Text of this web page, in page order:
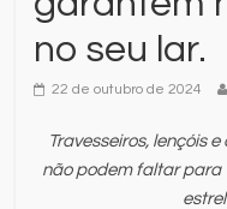
no seu lar.
22 de outubro de 2024
Travesseiros, lençóis
não podem faltar para